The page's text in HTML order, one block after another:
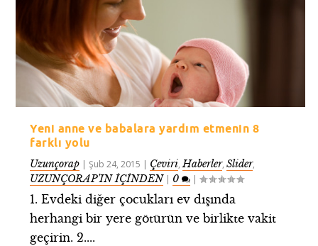
Yeni anne ve babalara yardım etmenin 8
farklı yolu
Uzunçorap |Şub 24, 2015 | Çeviri,Haberler,Slider,
UZUNÇORAP’IN İÇİNDEN| 0 |
1. Evdeki diğer çocukları ev dışında
herhangi bir yere götürün ve birlikte vakit
geçirin. 2....